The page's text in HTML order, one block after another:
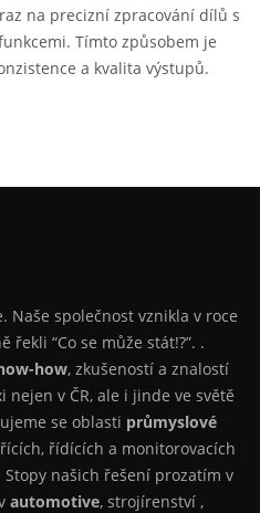
na precizní zpracování dílů s
Tímto způsobem je
a kvalita výstupů.
Naše společnost vznikla v roce
řekli “Co se může stát!?”. .
how, zkušeností a znalostí
v ČR, ale i jinde ve světě
se oblasti průmyslové
řídících a monitorovacích
našich řešení prozatím v
automotive, strojírenství ,